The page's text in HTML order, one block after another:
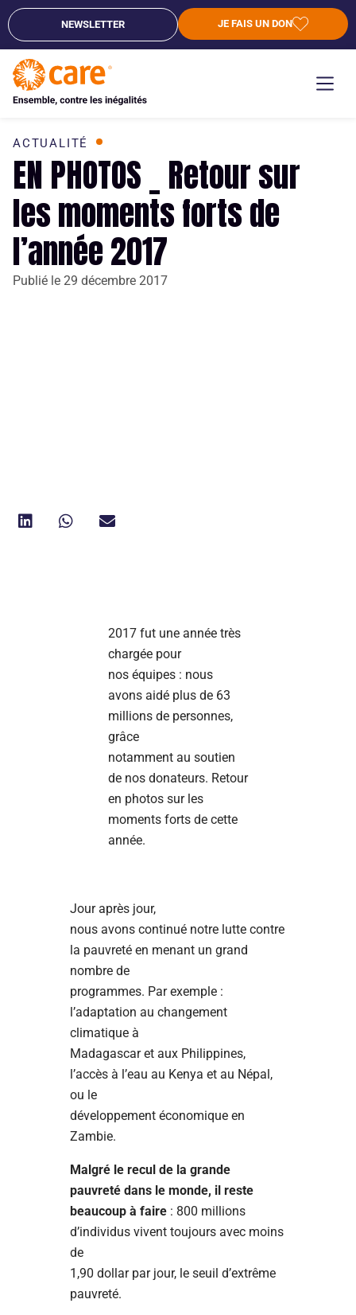
NEWSLETTER JE FAIS UN DON
ACTUALITÉ
EN PHOTOS _ Retour sur
les moments forts de
l’année 2017
Publié le 29 décembre 2017
2017 fut une année très
chargée pour
nos équipes : nous
avons aidé plus de 63
millions de personnes,
grâce
notamment au soutien
de nos donateurs. Retour
en photos sur les
moments forts de cette
année.
Jour après jour,
nous avons continué notre lutte contre
la pauvreté en menant un grand
nombre de
programmes. Par exemple :
l’adaptation au changement
climatique à
Madagascar et aux Philippines,
l’accès à l’eau au Kenya et au Népal,
ou le
développement économique en
Zambie.
Malgré le recul de la grande
pauvreté dans le monde, il reste
beaucoup à faire : 800 millions
d’individus vivent toujours avec moins
de
1,90 dollar par jour, le seuil d’extrême
pauvreté.